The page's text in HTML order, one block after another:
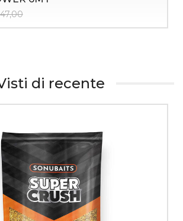
di recente